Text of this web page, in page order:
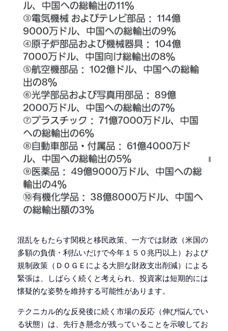
混乱をもたらす関税と移民政策、一方では財政（米国の
多額の負債・利払いだけで今年１５０兆円以上）および
規制政策（ＤＯＧＥによる大胆な財政支出削減）による
緊張は、しばらく続くと考えられ、投資家は短期的には
懐疑的な姿勢を維持する可能性があります。
テクニカル的な反発後に続く市場の反応（伸び悩んでい
る状態）は、先行き懸念が残っていることを示唆してお